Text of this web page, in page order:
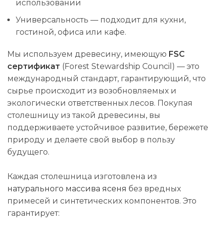
использовании
Универсальность — подходит для кухни,
гостиной, офиса или кафе.
Мы используем древесину, имеющую FSC
сертификат (Forest Stewardship Council) — это
международный стандарт, гарантирующий, что
сырье происходит из возобновляемых и
экологически ответственных лесов. Покупая
столешницу из такой древесины, вы
поддерживаете устойчивое развитие, бережете
природу и делаете свой выбор в пользу
будущего.
Каждая столешница изготовлена ​​из
натурального массива ясеня без вредных
примесей и синтетических компонентов. Это
гарантирует: